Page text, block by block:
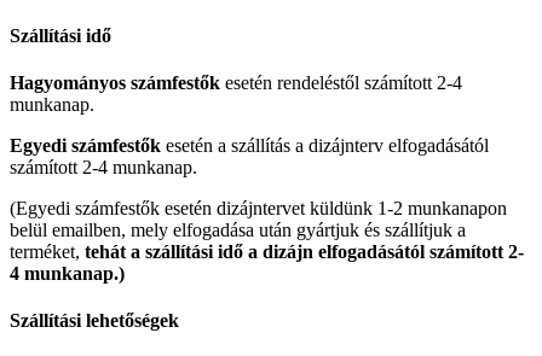
Szállítási idő
Hagyományos számfestők esetén rendeléstől számított 2-4
munkanap.
Egyedi számfestők esetén a szállítás a dizájnterv elfogadásától
számított 2-4 munkanap.
(Egyedi számfestők esetén dizájntervet küldünk 1-2 munkanapon
belül emailben, mely elfogadása után gyártjuk és szállítjuk a
terméket, tehát a szállítási idő a dizájn elfogadásától számított 2-
4 munkanap.)
Szállítási lehetőségek